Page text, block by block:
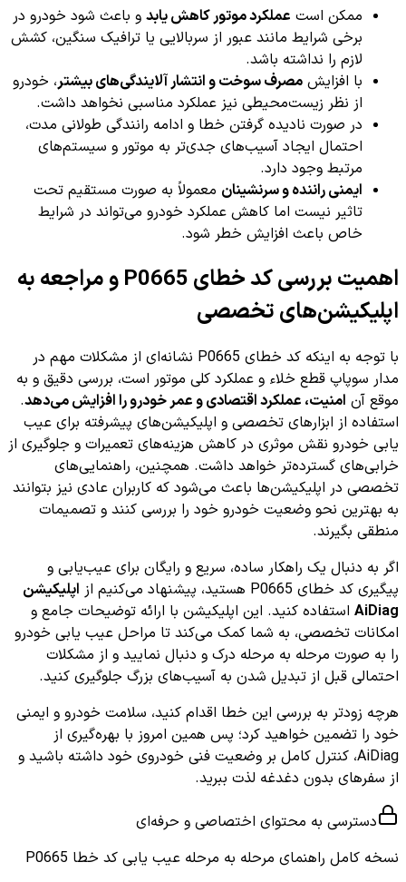
ممکن است عملکرد موتور کاهش یابد و باعث شود خودرو در
برخی شرایط مانند عبور از سربالایی یا ترافیک سنگین، کشش
لازم را نداشته باشد.
با افزایش مصرف سوخت و انتشار آلایندگی‌های بیشتر، خودرو
از نظر زیست‌محیطی نیز عملکرد مناسبی نخواهد داشت.
در صورت نادیده گرفتن خطا و ادامه رانندگی طولانی مدت،
احتمال ایجاد آسیب‌های جدی‌تر به موتو‌ر و سیستم‌های
مرتبط وجود دارد.
ایمنی راننده و سرنشینان معمولاً به صورت مستقیم تحت
تاثیر نیست اما کاهش عملکرد خودرو می‌تواند در شرایط
خاص باعث افزایش خطر شود.
اهمیت بررسی کد خطای P0665 و مراجعه به
اپلیکیشن‌های تخصصی
با توجه به اینکه کد خطای P0665 نشانه‌ای از مشکلات مهم در
مدار سوپاپ قطع خلاء و عملکرد کلی موتور است، بررسی دقیق و به
موقع آن امنیت، عملکرد اقتصادی و عمر خودرو را افزایش می‌دهد.
استفاده از ابزارهای تخصصی و اپلیکیشن‌های پیشرفته برای عیب
یابی خودرو نقش موثری در کاهش هزینه‌های تعمیرات و جلوگیری از
خرابی‌های گسترده‌تر خواهد داشت. همچنین، راهنمایی‌های
تخصصی در اپلیکیشن‌ها باعث می‌شود که کاربران عادی نیز بتوانند
به بهترین نحو وضعیت خودرو خود را بررسی کنند و تصمیمات
منطقی بگیرند.
اگر به دنبال یک راهکار ساده، سریع و رایگان برای عیب‌یابی و
پیگیری کد خطای P0665 هستید، پیشنهاد می‌کنیم از
اپلیکیشن
AiDiag استفاده کنید. این اپلیکیشن با ارائه توضیحات جامع و
امکانات تخصصی، به شما کمک می‌کند تا مراحل عیب یابی خودرو
را به صورت مرحله به مرحله درک و دنبال نمایید و از مشکلات
احتمالی قبل از تبدیل شدن به آسیب‌های بزرگ جلوگیری کنید.
هرچه زودتر به بررسی این خطا اقدام کنید، سلامت خودرو و ایمنی
خود را تضمین خواهید کرد؛ پس همین امروز با بهره‌گیری از
AiDiag، کنترل کامل بر وضعیت فنی خودروی خود داشته باشید و
از سفرهای بدون دغدغه لذت ببرید.
دسترسی به محتوای اختصاصی و حرفه‌ای
نسخه کامل راهنمای مرحله به مرحله عیب یابی کد خطا P0665